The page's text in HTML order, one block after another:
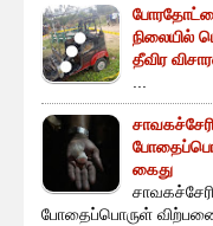
நிலையில்
தீவிர
...
கைது
போதைப்பொருள்